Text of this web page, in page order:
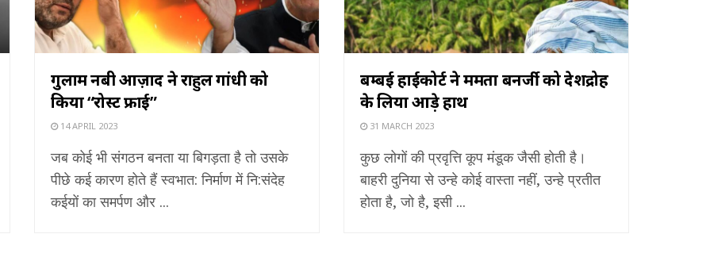
गुलाम नबी आज़ाद ने राहुल गांधी को
किया “रोस्ट फ्राई”
14 APRIL 2023
जब कोई भी संगठन बनता या बिगड़ता है तो उसके
पीछे कई कारण होते हैं स्वभात: निर्माण में नि:संदेह
कईयों का समर्पण और ...
बम्बई हाईकोर्ट ने ममता बनर्जी को देशद्रोह
के लिया आड़े हाथ
31 MARCH 2023
कुछ लोगों की प्रवृत्ति कूप मंडूक जैसी होती है।
बाहरी दुनिया से उन्हे कोई वास्ता नहीं, उन्हे प्रतीत
होता है, जो है, इसी ...